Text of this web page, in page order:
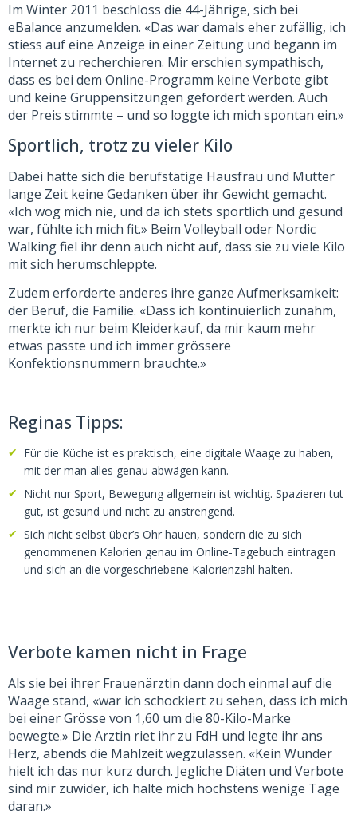
Im Winter 2011 beschloss die 44-Jährige, sich bei
eBalance anzumelden. «Das war damals eher zufällig, ich
stiess auf eine Anzeige in einer Zeitung und begann im
Internet zu recherchieren. Mir erschien sympathisch,
dass es bei dem Online-Programm keine Verbote gibt
und keine Gruppensitzungen gefordert werden. Auch
der Preis stimmte – und so loggte ich mich spontan ein.»
Sportlich, trotz zu vieler Kilo
Dabei hatte sich die berufstätige Hausfrau und Mutter
lange Zeit keine Gedanken über ihr Gewicht gemacht.
«Ich wog mich nie, und da ich stets sportlich und gesund
war, fühlte ich mich fit.» Beim Volleyball oder Nordic
Walking fiel ihr denn auch nicht auf, dass sie zu viele Kilo
mit sich herumschleppte.
Zudem erforderte anderes ihre ganze Aufmerksamkeit:
der Beruf, die Familie. «Dass ich kontinuierlich zunahm,
merkte ich nur beim Kleiderkauf, da mir kaum mehr
etwas passte und ich immer grössere
Konfektionsnummern brauchte.»
Reginas Tipps:
Für die Küche ist es praktisch, eine digitale Waage zu haben,
mit der man alles genau abwägen kann.
Nicht nur Sport, Bewegung allgemein ist wichtig. Spazieren tut
gut, ist gesund und nicht zu anstrengend.
Sich nicht selbst über’s Ohr hauen, sondern die zu sich
genommenen Kalorien genau im Online-Tagebuch eintragen
und sich an die vorgeschriebene Kalorienzahl halten.
Verbote kamen nicht in Frage
Als sie bei ihrer Frauenärztin dann doch einmal auf die
Waage stand, «war ich schockiert zu sehen, dass ich mich
bei einer Grösse von 1,60 um die 80-Kilo-Marke
bewegte.» Die Ärztin riet ihr zu FdH und legte ihr ans
Herz, abends die Mahlzeit wegzulassen. «Kein Wunder
hielt ich das nur kurz durch. Jegliche Diäten und Verbote
sind mir zuwider, ich halte mich höchstens wenige Tage
daran.»